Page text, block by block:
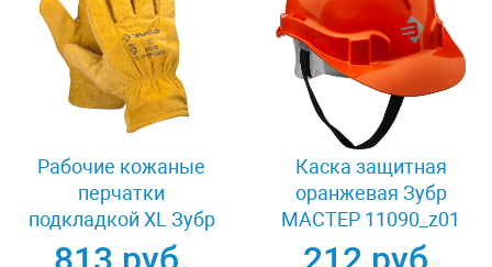
Рабочие кожаные
перчатки
подкладкой XL Зубр
МАСТЕР 1135-XL
Каска защитная
оранжевая Зубр
МАСТЕР 11090_z01